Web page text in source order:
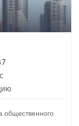
общественного